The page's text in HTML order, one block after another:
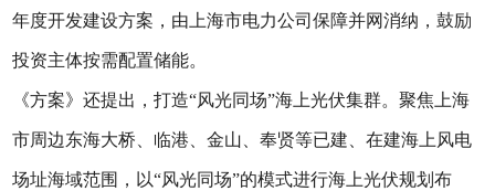
年度开发建设方案，由上海市电力公司保障并网消纳，鼓励
投资主体按需配置储能。
《方案》还提出，打造“风光同场”海上光伏集群。聚焦上海
市周边东海大桥、临港、金山、奉贤等已建、在建海上风电
场址海域范围，以“风光同场”的模式进行海上光伏规划布